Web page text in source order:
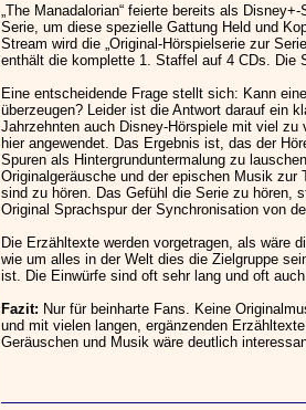
„The Manadalorian“ feierte bereits als
Serie, um diese spezielle Gattung Held und
Stream wird die „Original-Hörspielserie zur
enthält die komplette 1. Staffel auf 4 CDs. Die
Eine entscheidende Frage stellt sich: Kann
überzeugen? Leider ist die Antwort darauf ein
Jahrzehnten auch Disney-Hörspiele mit viel zu
hier angewendet. Das Ergebnis ist, das der
Spuren als Hintergrunduntermalung zu
Originalgeräusche und der epischen Musik
sind zu hören. Das Gefühl die Serie zu hören,
Original Sprachspur der Synchronisation von
Die Erzähltexte werden vorgetragen, als wäre
wie um alles in der Welt dies die Zielgruppe
ist. Die Einwürfe sind oft sehr lang und oft
Fazit: Nur für beinharte Fans. Keine
und mit vielen langen, ergänzenden
Geräuschen und Musik wäre deutlich